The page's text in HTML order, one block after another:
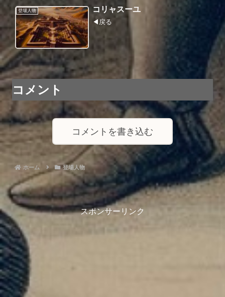
登場人物 コリャスーユ
◀︎戻る
コメント
コメントを書き込む
ホーム 登場人物
スポンサーリンク